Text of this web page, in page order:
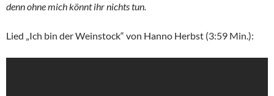
denn ohne mich könnt ihr nichts tun.
Lied „Ich bin der Weinstock“ von Hanno Herbst (3:59 Min.):